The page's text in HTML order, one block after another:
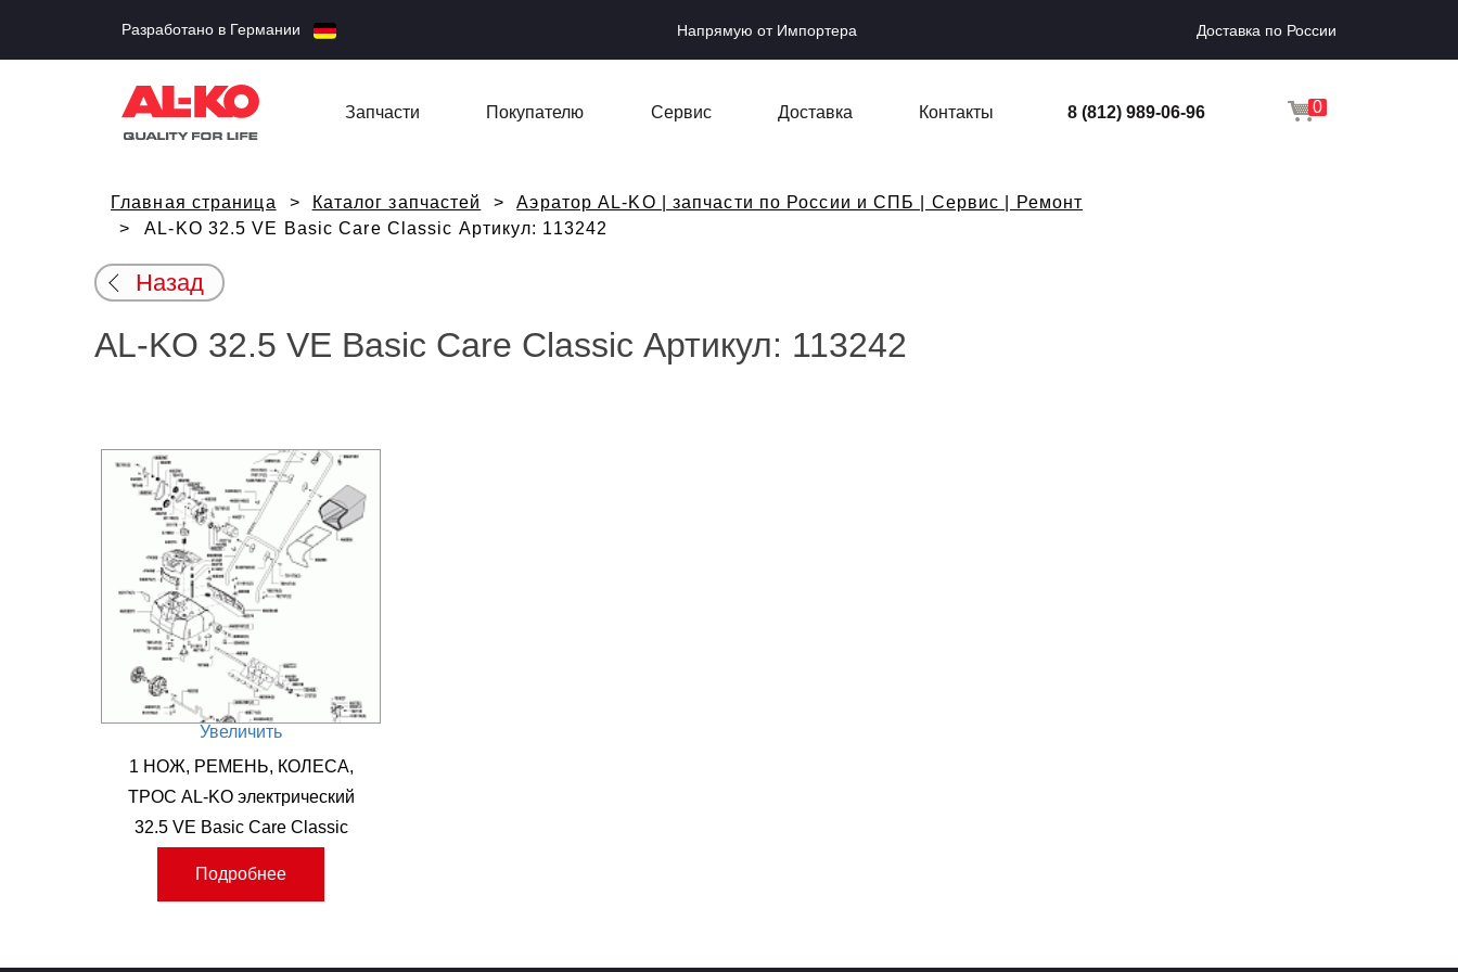
Разработано в Германии Напрямую от Импортера Доставка по России
Запчасти Покупателю Сервис Доставка Контакты 8 (812) 989-06-96 0
Главная страница Каталог запчастей
Аэратор AL-KO | запчасти по России и СПБ | Сервис | Ремонт
AL-KO 32.5 VE Basic Care Classic Артикул: 113242
Назад
AL-KO 32.5 VE Basic Care Classic Артикул: 113242
Увеличить
1 НОЖ, РЕМЕНЬ, КОЛЕСА,
ТРОС AL-KO электрический
32.5 VE Basic Care Classic
Подробнее